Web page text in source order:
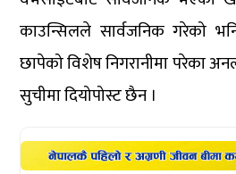
काउन्सिलले सार्वजनिक गरेको
छापेको विशेष निगरानीमा परेका
सुचीमा दियोपोस्ट छैन ।